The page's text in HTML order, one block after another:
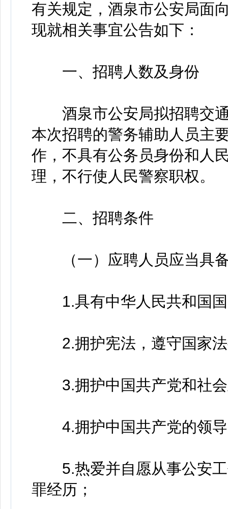
有关规定，酒泉市公安局面
现就相关事宜公告如下：
一、招聘人数及身份
酒泉市公安局拟招聘交通
本次招聘的警务辅助人员主
作，不具有公务员身份和人
理，不行使人民警察职权。
二、招聘条件
（一）应聘人员应当具
1.具有中华人民共和国国
2.拥护宪法，遵守国家法
3.拥护中国共产党和社会
4.拥护中国共产党的领导
5.热爱并自愿从事公安工
罪经历；